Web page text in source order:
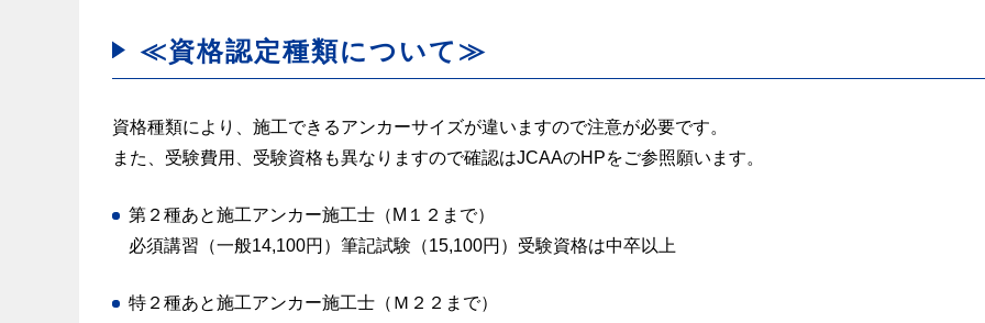
≪資格認定種類について≫
資格種類により、施工できるアンカーサイズが違いますので注意が必要です。
また、受験費用、受験資格も異なりますので確認はJCAAのHPをご参照願います。
第２種あと施工アンカー施工士（M１２まで）
必須講習（一般14,100円）筆記試験（15,100円）受験資格は中卒以上
特２種あと施工アンカー施工士（Ｍ２２まで）